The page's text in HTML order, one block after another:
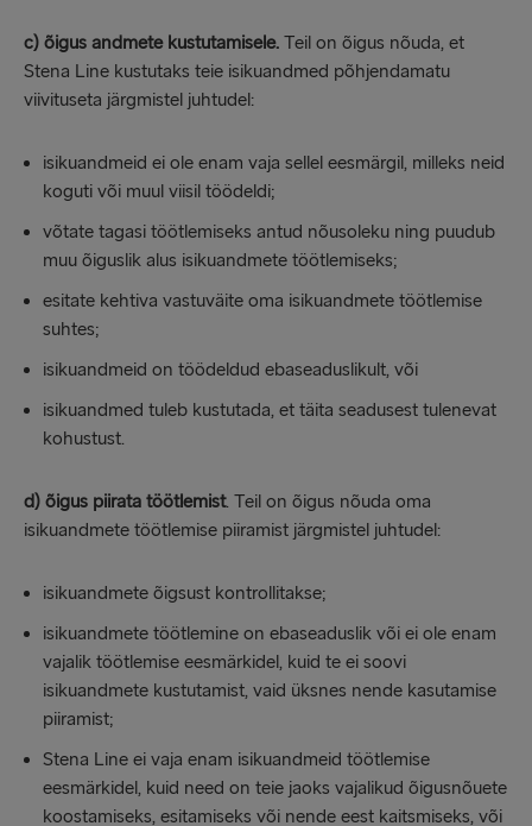
c) õigus andmete kustutamisele. Teil on õigus nõuda, et
Stena Line kustutaks teie isikuandmed põhjendamatu
viivituseta järgmistel juhtudel:
isikuandmeid ei ole enam vaja sellel eesmärgil, milleks neid
koguti või muul viisil töödeldi;
võtate tagasi töötlemiseks antud nõusoleku ning puudub
muu õiguslik alus isikuandmete töötlemiseks;
esitate kehtiva vastuväite oma isikuandmete töötlemise
suhtes;
isikuandmeid on töödeldud ebaseaduslikult, või
isikuandmed tuleb kustutada, et täita seadusest tulenevat
kohustust.
d) õigus piirata töötlemist. Teil on õigus nõuda oma
isikuandmete töötlemise piiramist järgmistel juhtudel:
isikuandmete õigsust kontrollitakse;
isikuandmete töötlemine on ebaseaduslik või ei ole enam
vajalik töötlemise eesmärkidel, kuid te ei soovi
isikuandmete kustutamist, vaid üksnes nende kasutamise
piiramist;
Stena Line ei vaja enam isikuandmeid töötlemise
eesmärkidel, kuid need on teie jaoks vajalikud õigusnõuete
koostamiseks, esitamiseks või nende eest kaitsmiseks, või